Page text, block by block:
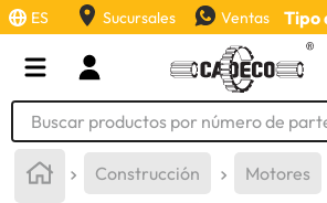
ES Sucursales Ventas Tipo
Buscar productos por número de parte
Construcción Motores
TÉRMINOS MÁS BUSCADOS